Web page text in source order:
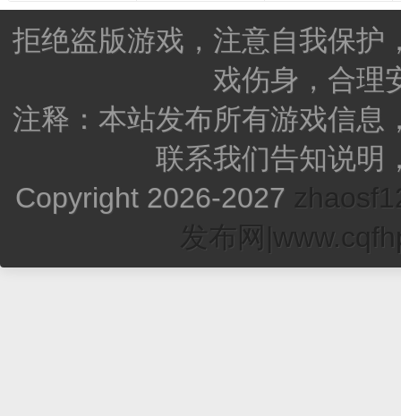
拒绝盗版游戏，注意自我保护
戏伤身，合理
注释：本站发布所有游戏信息
联系我们告知说明
Copyright 2026-2027
发布网